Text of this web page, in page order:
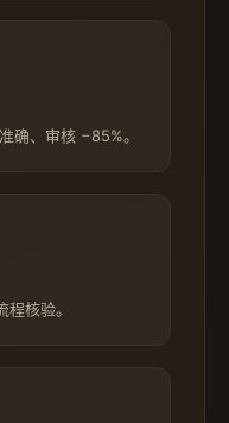
确、审核 −85%。
核验。